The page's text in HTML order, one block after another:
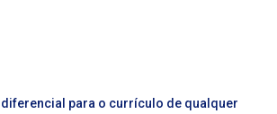
para o currículo de qualquer